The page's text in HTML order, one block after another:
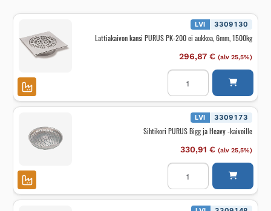
LVI 3309130
Lattiakaivon kansi PURUS PK-200 ei aukkoa, 6mm, 1500kg
296,87 € (alv 25,5%)
Lattiakaivon
kansi
PURUS
PK-
200
aukkoa,
6mm,
määrä
LVI 3309173
Sihtikori PURUS Bigg ja Heavy -kaivoille
330,91 € (alv 25,5%)
Sihtikori
PURUS
ja
Heavy